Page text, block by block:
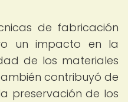
de fabricación
un impacto en la
de los materiales
contribuyó de
preservación de los